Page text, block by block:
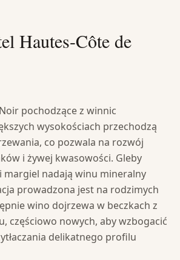
Hautes-Côte de
pochodzące z winnic
wysokościach przechodzą
co pozwala na rozwój
i żywej kwasowości. Gleby
margiel nadają winu mineralny
prowadzona jest na rodzimych
wino dojrzewa w beczkach z
częściowo nowych, aby wzbogacić
delikatnego profilu